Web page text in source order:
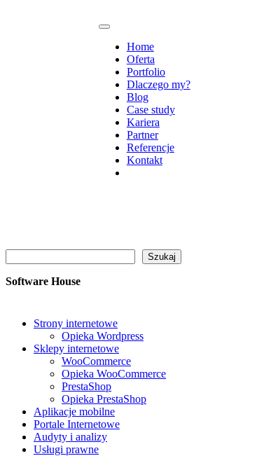
Home
Oferta
Portfolio
Dlaczego my?
Blog
Case study
Kariera
Partner
Referencje
Kontakt
Szukaj
Software House
Strony internetowe
Opieka Wordpress
Sklepy internetowe
WooCommerce
Opieka WooCommerce
PrestaShop
Opieka PrestaShop
Aplikacje mobilne
Portale Internetowe
Audyty i analizy
Usługi prawne